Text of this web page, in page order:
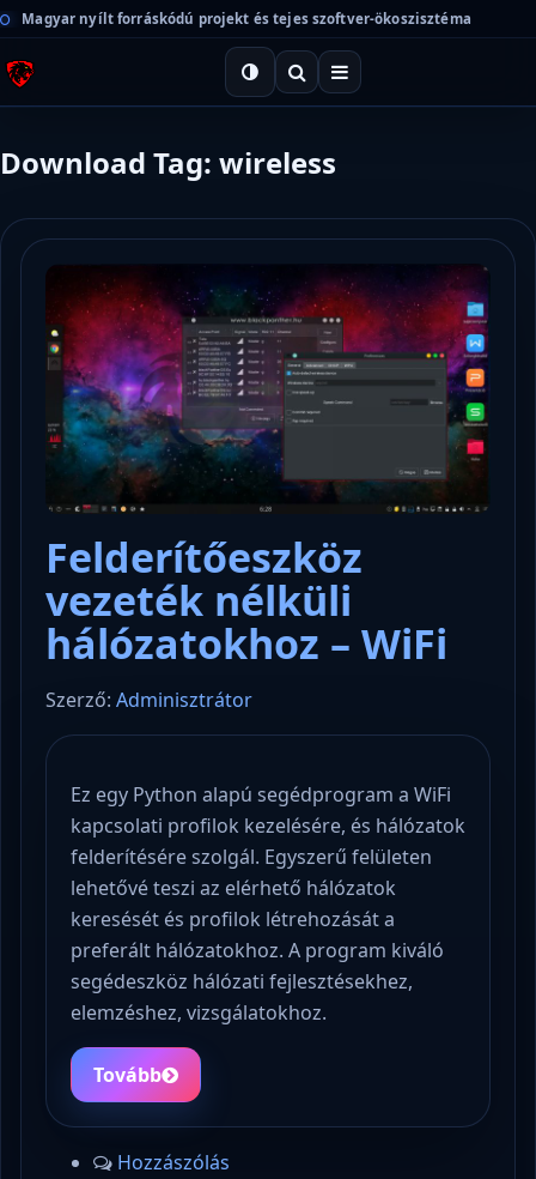
Magyar nyílt forráskódú projekt és tejes szoftver-ökoszisztéma
Download Tag: wireless
Felderítőeszköz
vezeték nélküli
hálózatokhoz – WiFi
Szerző: Adminisztrátor
Ez egy Python alapú segédprogram a WiFi
kapcsolati profilok kezelésére, és hálózatok
felderítésére szolgál. Egyszerű felületen
lehetővé teszi az elérhető hálózatok
keresését és profilok létrehozását a
preferált hálózatokhoz. A program kiváló
segédeszköz hálózati fejlesztésekhez,
elemzéshez, vizsgálatokhoz.
Tovább
Hozzászólás